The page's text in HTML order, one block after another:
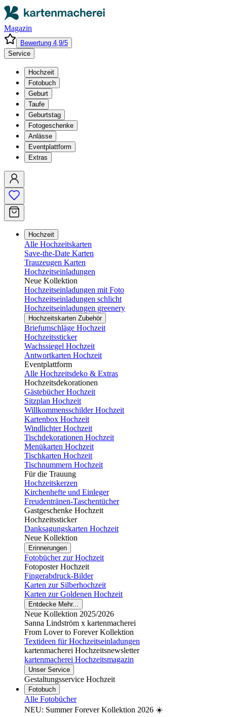
Magazin
Bewertung 4,9/5
Service
Hochzeit
Fotobuch
Geburt
Taufe
Geburtstag
Fotogeschenke
Anlässe
Eventplattform
Extras
Hochzeit
Alle Hochzeitskarten
Save-the-Date Karten
Trauzeugen Karten
Hochzeitseinladungen
Neue Kollektion
Hochzeitseinladungen mit Foto
Hochzeitseinladungen schlicht
Hochzeitseinladungen greenery
Hochzeitskarten Zubehör
Briefumschläge Hochzeit
Hochzeitssticker
Wachssiegel Hochzeit
Antwortkarten Hochzeit
Eventplattform
Alle Hochzeitsdeko & Extras
Hochzeitsdekorationen
Gästebücher Hochzeit
Sitzplan Hochzeit
Willkommensschilder Hochzeit
Kartenbox Hochzeit
Windlichter Hochzeit
Tischdekorationen Hochzeit
Menükarten Hochzeit
Tischkarten Hochzeit
Tischnummern Hochzeit
Für die Trauung
Hochzeitskerzen
Kirchenhefte und Einleger
Freudentränen-Taschentücher
Gastgeschenke Hochzeit
Hochzeitssticker
Danksagungskarten Hochzeit
Neue Kollektion
Erinnerungen
Fotobücher zur Hochzeit
Fotoposter Hochzeit
Fingerabdruck-Bilder
Karten zur Silberhochzeit
Karten zur Goldenen Hochzeit
Entdecke Mehr...
Neue Kollektion 2025/2026
Sanna Lindström x kartenmacherei
From Lover to Forever Kollektion
Textideen für Hochzeitseinladungen
kartenmacherei Hochzeitsnewsletter
kartenmacherei Hochzeitsmagazin
Unser Service
Gestaltungsservice Hochzeit
Fotobuch
Alle Fotobücher
NEU: Summer Forever Kollektion 2026 ☀️